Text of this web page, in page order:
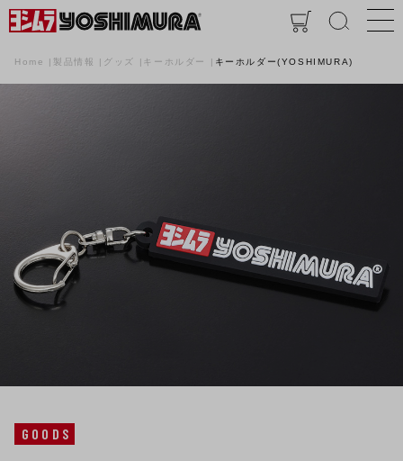
Home 製品情報 グッズ キーホルダー キーホルダー(YOSHIMURA)
GOODS